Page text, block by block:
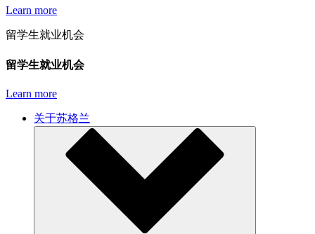
Learn more
留学生就业机会
留学生就业机会
Learn more
关于苏格兰